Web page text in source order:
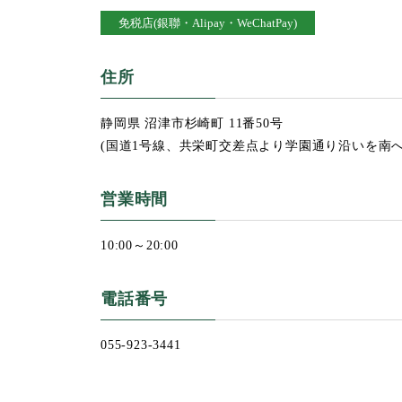
免税店(銀聯・Alipay・WeChatPay)
住所
静岡県 沼津市杉崎町 11番50号
(国道1号線、共栄町交差点より学園通り沿いを南
営業時間
10:00～20:00
電話番号
055-923-3441